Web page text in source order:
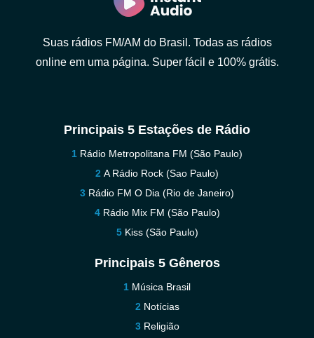
Suas rádios FM/AM do Brasil. Todas as rádios
online em uma página. Super fácil e 100% grátis.
Principais 5 Estações de Rádio
Rádio Metropolitana FM (São Paulo)
A Rádio Rock (Sao Paulo)
Rádio FM O Dia (Rio de Janeiro)
Rádio Mix FM (São Paulo)
Kiss (São Paulo)
Principais 5 Gêneros
Música Brasil
Notícias
Religião